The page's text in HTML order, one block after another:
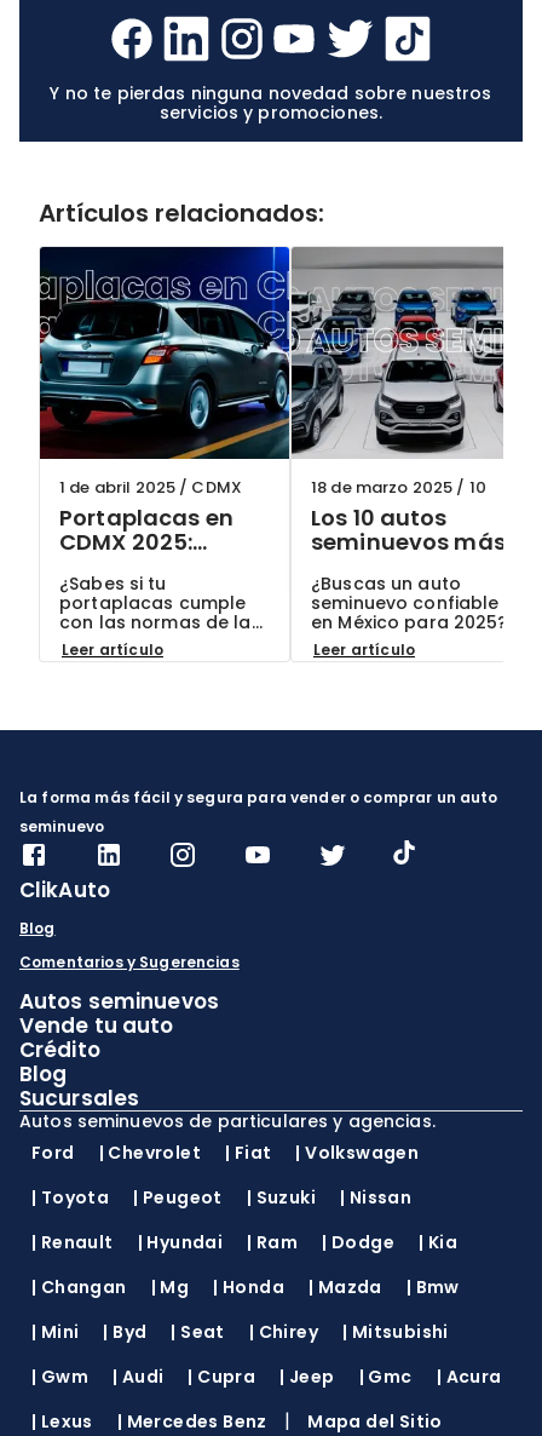
Y no te pierdas ninguna novedad sobre nuestros
servicios y promociones.
Artículos relacionados:
1 de abril 2025 / CDMX
Portaplacas en
CDMX 2025:
permitidos y
cómo evitar
multas?
¿Sabes si tu
portaplacas cumple
con las normas de la
CDMX? Descubre qué
modelos están
verificada en ClikAuto
Leer artículo
18 de marzo 2025 / 10
Los 10 autos
seminuevos más
México para 2025:
Guía actualizada
¿Buscas un auto
seminuevo confiable
en México para 2025?
Conoce los 10 modelos
más recomendados
Leer artículo
La forma más fácil y segura para vender o comprar un auto
seminuevo
ClikAuto
Blog
Comentarios y Sugerencias
Autos seminuevos
Vende tu auto
Crédito
Blog
Sucursales
Autos seminuevos de particulares y agencias.
Ford
| Chevrolet | Fiat |Volkswagen
| Toyota | Peugeot | Suzuki | Nissan
| Renault | Hyundai | Ram | Dodge | Kia
| Changan | Mg | Honda | Mazda | Bmw
| Mini | Byd | Seat | Chirey | Mitsubishi
| Gwm | Audi | Cupra | Jeep | Gmc | Acura
| Lexus | Mercedes Benz | Mapa del Sitio